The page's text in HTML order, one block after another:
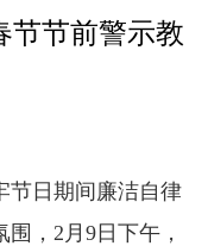
节节前警示教
日期间廉洁自律
，2月9日下午，